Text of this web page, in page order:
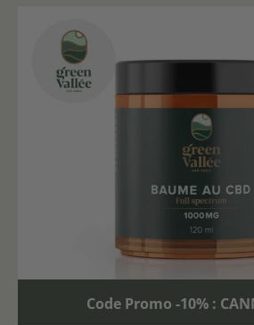
Code Promo -10% :